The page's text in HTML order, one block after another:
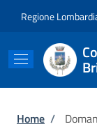
Regione
Briciole
Home /